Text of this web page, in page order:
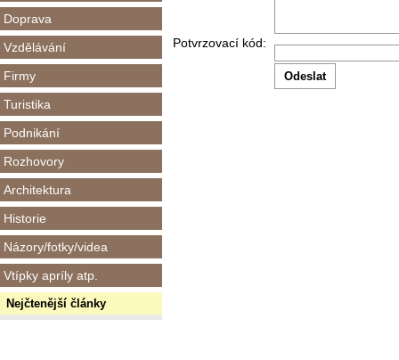
Doprava
Vzdělávání
Firmy
Turistika
Podnikání
Rozhovory
Architektura
Historie
Názory/fotky/videa
Vtípky apríly atp.
Nejčtenější články
Potvrzovací kód: